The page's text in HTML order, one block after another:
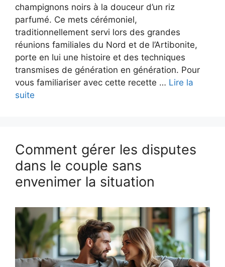
champignons noirs à la douceur d’un riz
parfumé. Ce mets cérémoniel,
traditionnellement servi lors des grandes
réunions familiales du Nord et de l’Artibonite,
porte en lui une histoire et des techniques
transmises de génération en génération. Pour
vous familiariser avec cette recette … Lire la
suite
Comment gérer les disputes
dans le couple sans
envenimer la situation